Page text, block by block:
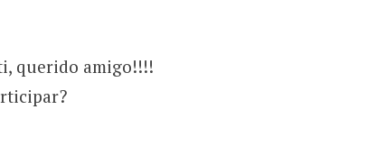
querido amigo!!!!